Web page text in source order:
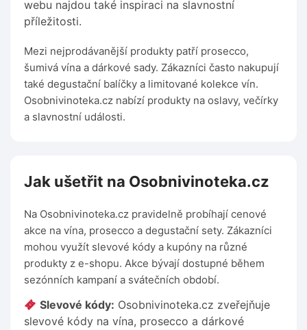
webu najdou také inspiraci na slavnostní
příležitosti.
Mezi nejprodávanější produkty patří prosecco,
šumivá vína a dárkové sady. Zákazníci často nakupují
také degustační balíčky a limitované kolekce vín.
Osobnivinoteka.cz nabízí produkty na oslavy, večírky
a slavnostní události.
Jak ušetřit na Osobnivinoteka.cz
Na Osobnivinoteka.cz pravidelně probíhají cenové
akce na vína, prosecco a degustační sety. Zákazníci
mohou využít slevové kódy a kupóny na různé
produkty z e-shopu. Akce bývají dostupné během
sezónních kampaní a svátečních období.
Slevové kódy: Osobnivinoteka.cz zveřejňuje
slevové kódy na vína, prosecco a dárkové